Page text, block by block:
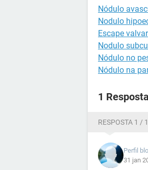
Nódulo
Nodulo
Escape
Nodulo
Nódulo no
Nódulo na
1
RESPOSTA 1 / 1
Perfil
31 jan